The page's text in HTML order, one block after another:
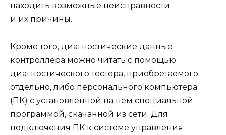
находить возможные неисправности
и их причины.
Кроме того, диагностические данные
контроллера можно читать с помощью
диагностического тестера, приобретаемого
отдельно, либо персонального компьютера
(ПК) с установленной на нем специальной
программой, скачанной из сети. Для
подключения ПК к системе управления